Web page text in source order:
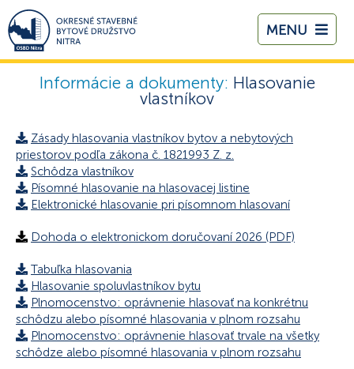
MENU
Informácie a dokumenty: Hlasovanie
vlastníkov
Zásady hlasovania vlastníkov bytov a nebytových
priestorov podľa zákona č. 1821993 Z. z.
Schôdza vlastníkov
Písomné hlasovanie na hlasovacej listine
Elektronické hlasovanie pri písomnom hlasovaní
Dohoda o elektronickom doručovaní 2026 (PDF)
Tabuľka hlasovania
Hlasovanie spoluvlastníkov bytu
Plnomocenstvo: oprávnenie hlasovať na konkrétnu
schôdzu alebo písomné hlasovania v plnom rozsahu
Plnomocenstvo: oprávnenie hlasovať trvale na všetky
schôdze alebo písomné hlasovania v plnom rozsahu